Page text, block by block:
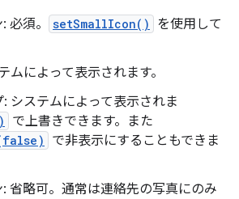
必須。
setSmallIcon()
を使用して
ムによって表示されます。
システムによって表示されま
で上書きできます。また
で非表示にすることもできま
省略可。通常は連絡先の写真にのみ